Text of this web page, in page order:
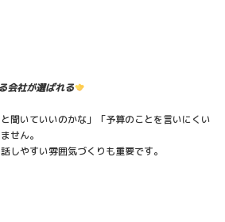
会社が選ばれる
聞いていいのかな」「予算のことを言いにくい
せん。
しやすい雰囲気づくりも重要です。